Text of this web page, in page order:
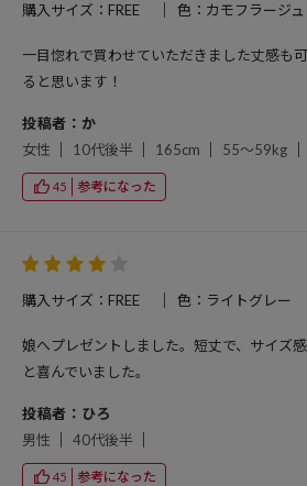
購入サイズ：FREE 色：カモフラージュ
一目惚れで買わせていただきました丈感も
ると思います！
投稿者：か
女性
10代後半 165cm 55～59kg
45 参考になった
購入サイズ：FREE 色：ライトグレー
娘へプレゼントしました。短丈で、サイズ
と喜んでいました。
投稿者：ひろ
男性
40代後半
45 参考になった